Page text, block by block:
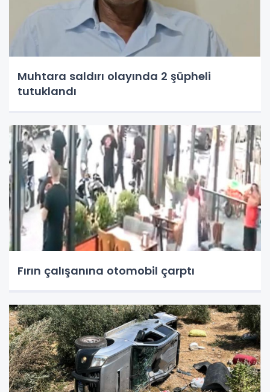
Muhtara saldırı olayında 2 şüpheli
tutuklandı
Fırın çalışanına otomobil çarptı